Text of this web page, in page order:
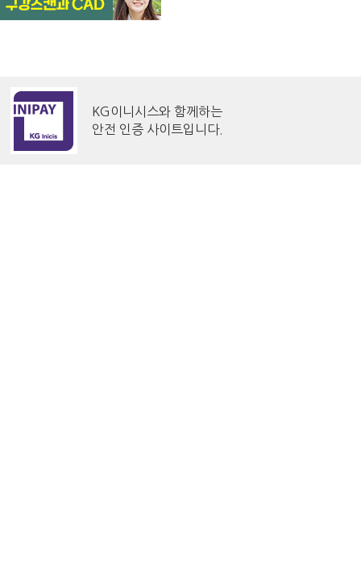
KG이니시스와 함께하는
안전 인증 사이트입니다.